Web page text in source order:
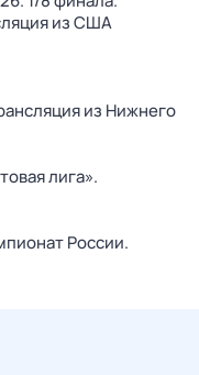
из США
из Нижнего
лига».
России.